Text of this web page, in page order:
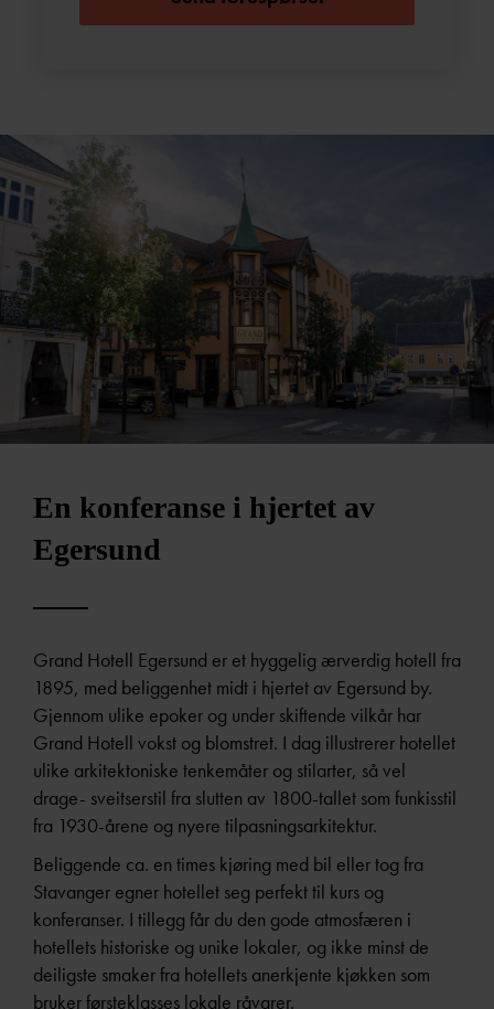
En konferanse i hjertet av
Egersund
Grand Hotell Egersund er et hyggelig ærverdig hotell fra
1895, med beliggenhet midt i hjertet av Egersund by.
Gjennom ulike epoker og under skiftende vilkår har
Grand Hotell vokst og blomstret. I dag illustrerer hotellet
ulike arkitektoniske tenkemåter og stilarter, så vel
drage- sveitserstil fra slutten av 1800-tallet som funkisstil
fra 1930-årene og nyere tilpasningsarkitektur.
Beliggende ca. en times kjøring med bil eller tog fra
Stavanger egner hotellet seg perfekt til kurs og
konferanser. I tillegg får du den gode atmosfæren i
hotellets historiske og unike lokaler, og ikke minst de
deiligste smaker fra hotellets anerkjente kjøkken som
bruker førsteklasses lokale råvarer.